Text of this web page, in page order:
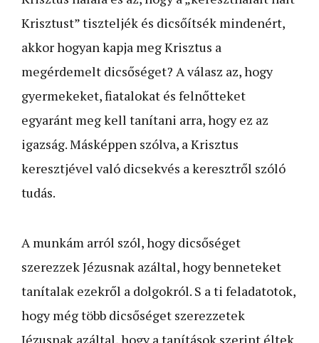
Krisztust” tiszteljék és dicsőítsék mindenért,
akkor hogyan kapja meg Krisztus a
megérdemelt dicsőséget? A válasz az, hogy
gyermekeket, fiatalokat és felnőtteket
egyaránt meg kell tanítani arra, hogy ez az
igazság. Másképpen szólva, a Krisztus
keresztjével való dicsekvés a keresztről szóló
tudás.
A munkám arról szól, hogy dicsőséget
szerezzek Jézusnak azáltal, hogy benneteket
tanítalak ezekről a dolgokról. S a ti feladatotok,
hogy még több dicsőséget szerezzetek